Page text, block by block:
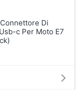
Di
c Per Moto E7